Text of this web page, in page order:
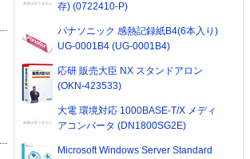
存) (0722410-P)
パナソニック 感熱記録紙B4(6本入り)
UG-0001B4 (UG-0001B4)
応研 販売大臣 NX スタンドアロン
(OKN-423533)
大電 環境対応 1000BASE-T/X メディ
アコンバータ (DN1800SG2E)
Microsoft Windows Server Standard